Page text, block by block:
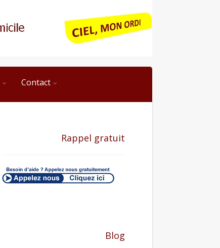
Contact
Rappel gratuit
Blog